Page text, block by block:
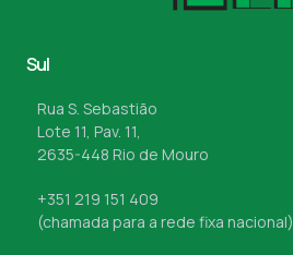
Sul
Rua S. Sebastião
Lote 11, Pav. 11,
2635-448 Rio de Mouro
+351 219 151 409
(chamada para a rede fixa nacional)